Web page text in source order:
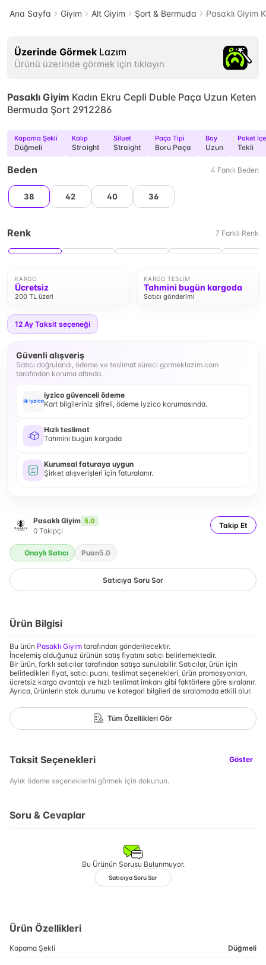
Ana Sayfa Giyim Alt Giyim Şort & Bermuda Pasaklı Giyim
Üzerinde Görmek Lazım
Ürünü üzerinde görmek için tıklayın
Pasaklı Giyim Kadın Ekru Cepli Duble Paça Uzun Keten
Bermuda Şort 2912286
Kapama Şekli
Düğmeli
Kalıp
Straight
Siluet
Straight
Paça Tipi
Boru Paça
Boy
Uzun
Paket
Tekli
Beden 4 Farklı Beden
38 42 40 36
Renk 7 Farklı Renk
KARGO
Ücretsiz
200 TL üzeri
KARGO TESLIM
Tahmini bugün kargoda
Satıcı gönderimi
12 Ay Taksit seçeneği
Güvenli alışveriş
Satıcı doğrulandı, ödeme ve teslimat süreci gormeklazim.com
tarafından koruma altında.
iyzico güvenceli ödeme
Kart bilgileriniz şifreli, ödeme iyzico korumasında.
Hızlı teslimat
Tahmini bugün kargoda
Kurumsal faturaya uygun
Şirket alışverişleri için faturalanır.
Pasaklı Giyim 5.0
0 Takipçi
Takip Et
Onaylı Satıcı Puan5.0
Satıcıya Soru Sor
Ürün Bilgisi
Bu ürün Pasaklı Giyim tarafından gönderilecektir.
İncelemiş olduğunuz ürünün satış fiyatını satıcı belirlemektedir.
Bir ürün, farklı satıcılar tarafından satışa sunulabilir. Satıcılar, ürün için
belirledikleri fiyat, satıcı puanı, teslimat seçenekleri, ürün promosyonları,
ücretsiz kargo avantajı ve hızlı teslimat imkanı gibi faktörlere göre sıralanır.
Ayrıca, ürünlerin stok durumu ve kategori bilgileri de sıralamada etkili olur.
Tüm Özellikleri Gör
Taksit Seçenekleri Göster
Aylık ödeme seçeneklerini görmek için dokunun.
Soru & Cevaplar
Bu Ürünün Sorusu Bulunmuyor.
Satıcıya Soru Sor
Ürün Özellikleri
Kapama Şekli Düğmeli